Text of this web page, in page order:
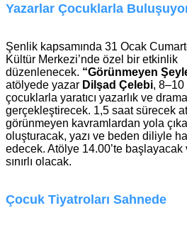
Yazarlar Çocuklarla
Şenlik kapsamında 31 Ocak
Kültür Merkezi’nde özel bir etkinlik
düzenlenecek. “Görünmeyen
atölyede yazar Dilşad Çelebi,
çocuklarla yaratıcı yazarlık ve
gerçekleştirecek. 1,5 saat sürecek
görünmeyen kavramlardan yola
oluşturacak, yazı ve beden diliyle
edecek. Atölye 14.00’te
sınırlı olacak.
Çocuk Tiyatroları Sahnede